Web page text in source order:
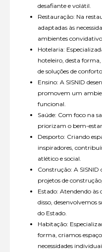
desafiante e volátil.
Restauração: Na
adaptadas às
ambientes
Hotelaria:
hoteleiro, desta
de soluções de
Ensino: A SISNID
promovem um
funcional.
Saúde: Com foco na
priorizam o bem-estar
Desporto: Criando
inspiradores,
atlético e social.
Construção: A SISNID
projetos de
Estado: Atendendo
disso, desenvolvemos
do Estado.
Habitação:
forma, criamos
necessidades